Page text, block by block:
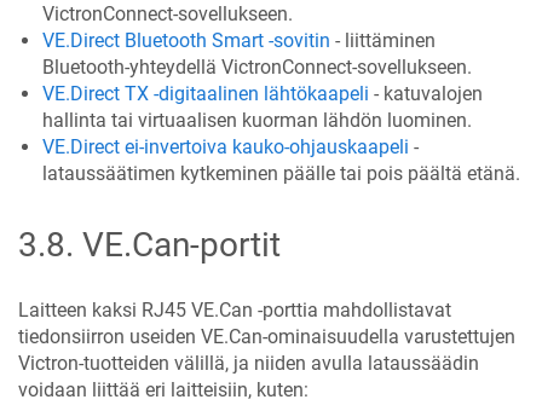
VictronConnect-sovellukseen.
VE.Direct Bluetooth Smart -sovitin - liittäminen
Bluetooth-yhteydellä VictronConnect-sovellukseen.
VE.Direct TX -digitaalinen lähtökaapeli - katuvalojen
hallinta tai virtuaalisen kuorman lähdön luominen.
VE.Direct ei-invertoiva kauko-ohjauskaapeli -
lataussäätimen kytkeminen päälle tai pois päältä etänä.
3.8. VE.Can-portit
Laitteen kaksi RJ45 VE.Can ‑porttia mahdollistavat
tiedonsiirron useiden VE.Can-ominaisuudella varustettujen
Victron-tuotteiden välillä, ja niiden avulla lataussäädin
voidaan liittää eri laitteisiin, kuten: